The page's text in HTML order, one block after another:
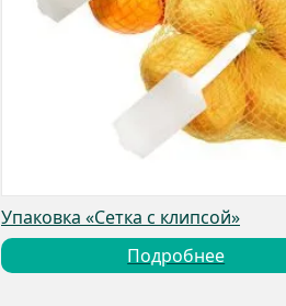
Упаковка «Сетка с клипсой»
Подробнее